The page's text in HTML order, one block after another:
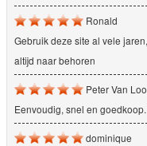
Ronald
Gebruik deze site al vele
altijd naar behoren
Peter Van
Eenvoudig, snel en
dominique